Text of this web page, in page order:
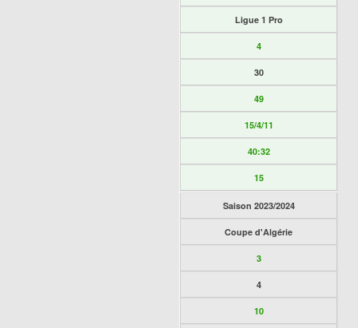
Ligue 1 Pro
4
30
49
15/4/11
40:32
15
Saison 2023/2024
Coupe d'Algérie
3
4
10